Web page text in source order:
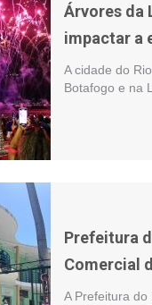
Árvores da
impactar a
A cidade do
Botafogo e na
Prefeitura
Comercial
A Prefeitura do